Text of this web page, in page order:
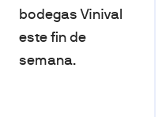
bodegas Vinival
este fin de
semana.